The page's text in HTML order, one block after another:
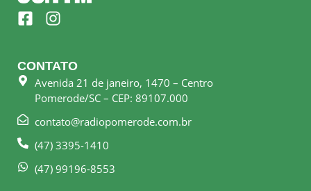
F
a
e
b
o
k
s
q
I
n
t
a
g
r
a
m
CONTATO
Avenida 21 de janeiro, 1470 – Centro
Pomerode/SC – CEP: 89107.000
contato@radiopomerode.com.br
(47) 3395-1410
(47) 99196-8553